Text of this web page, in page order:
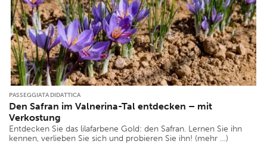
PASSEGGIATA DIDATTICA
Den Safran im Valnerina-Tal entdecken – mit
Verkostung
Entdecken Sie das lilafarbene Gold: den Safran. Lernen Sie ihn
kennen, verlieben Sie sich und probieren Sie ihn! (mehr …)